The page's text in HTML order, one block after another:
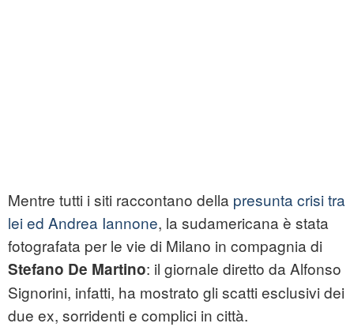
Mentre tutti i siti raccontano della presunta crisi tra
lei ed Andrea Iannone, la sudamericana è stata
fotografata per le vie di Milano in compagnia di
Stefano De Martino: il giornale diretto da Alfonso
Signorini, infatti, ha mostrato gli scatti esclusivi dei
due ex, sorridenti e complici in città.